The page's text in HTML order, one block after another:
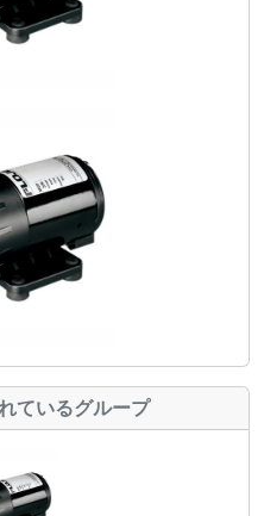
ているグループ